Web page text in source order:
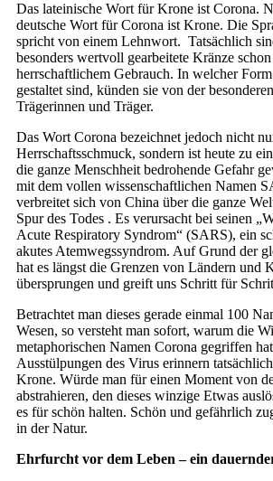
Das lateinische Wort für Krone ist Corona.
deutsche Wort für Corona ist Krone. Die
spricht von einem Lehnwort. Tatsächlich
besonders wertvoll gearbeitete Kränze
herrschaftlichem Gebrauch. In welcher
gestaltet sind, künden sie von der
Trägerinnen und Träger.
Das Wort Corona bezeichnet jedoch nicht
Herrschaftsschmuck, sondern ist heute zu
die ganze Menschheit bedrohende Gefahr
mit dem vollen wissenschaftlichen Namen
verbreitet sich von China über die ganze
Spur des Todes . Es verursacht bei seinen
Acute Respiratory Syndrom“ (SARS), ein
akutes Atemwegssyndrom. Auf Grund der
hat es längst die Grenzen von Ländern und
übersprungen und greift uns Schritt für
Betrachtet man dieses gerade einmal 100
Wesen, so versteht man sofort, warum die
metaphorischen Namen Corona gegriffen
Ausstülpungen des Virus erinnern
Krone. Würde man für einen Moment von
abstrahieren, den dieses winzige Etwas
es für schön halten. Schön und gefährlich
in der Natur.
Ehrfurcht vor dem Leben – ein